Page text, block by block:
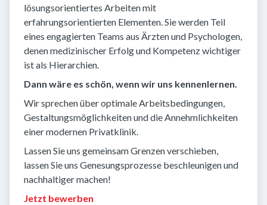
lösungsorientiertes Arbeiten mit
erfahrungsorientierten Elementen. Sie werden Teil
eines engagierten Teams aus Ärzten und Psychologen,
denen medizinischer Erfolg und Kompetenz wichtiger
ist als Hierarchien.
Dann wäre es schön, wenn wir uns kennenlernen.
Wir sprechen über optimale Arbeitsbedingungen,
Gestaltungsmöglichkeiten und die Annehmlichkeiten
einer modernen Privatklinik.
Lassen Sie uns gemeinsam Grenzen verschieben,
lassen Sie uns Genesungsprozesse beschleunigen und
nachhaltiger machen!
Jetzt bewerben